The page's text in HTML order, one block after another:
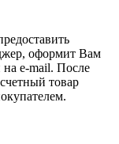
оформит Вам
на e-mail. После
товар